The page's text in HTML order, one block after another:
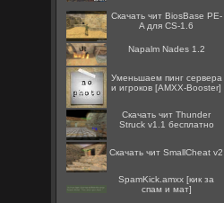
Скачать чит BiosBase PE-
A для CS-1.6
Napalm Nades 1.2
Уменьшаем пинг сервера
и игроков [AMXX-Booster]
Скачать чит Thunder
Struck v1.1 бесплатно
Скачать чит SmallCheat v2
SpamKick.amxx [кик за
спам и мат]